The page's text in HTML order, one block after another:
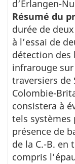
d’Erlangen-
Résumé du
durée de
à l’essai de
détection des
infrarouge
traversiers de
Colombie-
consistera à
tels systèmes
présence de
de la C.-B. en
compris